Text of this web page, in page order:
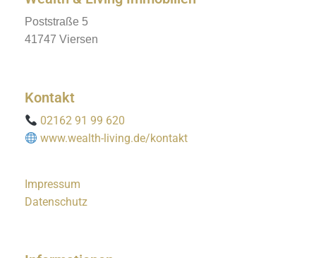
Poststraße 5
41747 Viersen
Kontakt
02162 91 99 620
www.wealth-living.de/kontakt
Impressum
Datenschutz